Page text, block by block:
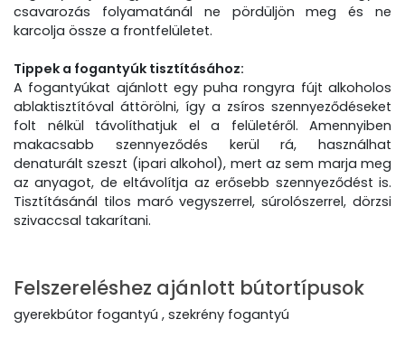
csavarozás folyamatánál ne pördüljön meg és ne
karcolja össze a frontfelületet.
Tippek a fogantyúk tisztításához:
A fogantyúkat ajánlott egy puha rongyra fújt alkoholos
ablaktisztítóval áttörölni, így a zsíros szennyeződéseket
folt nélkül távolíthatjuk el a felületéről. Amennyiben
makacsabb szennyeződés kerül rá, használhat
denaturált szeszt (ipari alkohol), mert az sem marja meg
az anyagot, de eltávolítja az erősebb szennyeződést is.
Tisztításánál tilos maró vegyszerrel, súrolószerrel, dörzsi
szivaccsal takarítani.
Felszereléshez ajánlott bútortípusok
gyerekbútor fogantyú , szekrény fogantyú